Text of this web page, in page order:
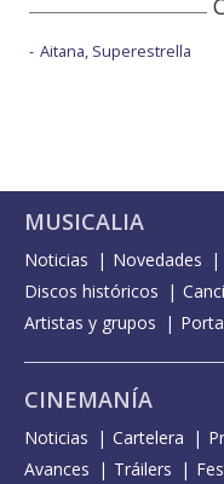
Aitana, Superestrella
MUSICALIA
Noticias Novedades
Discos históricos
Artistas y grupos
CINEMANÍA
Noticias Cartelera
Avances
Tráilers